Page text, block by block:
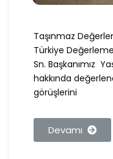
Taşınmaz
Türkiye
Sn. Başkanımız
hakkında
görüşlerini
Devamı